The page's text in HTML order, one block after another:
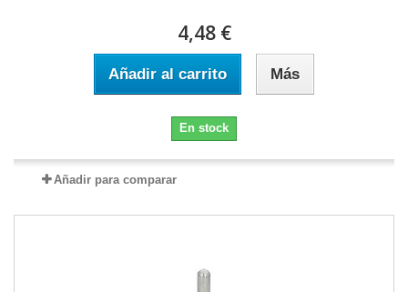
4,48 €
Añadir al carrito Más
En stock
Añadir para comparar